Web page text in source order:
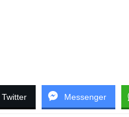
Twitter Messenger